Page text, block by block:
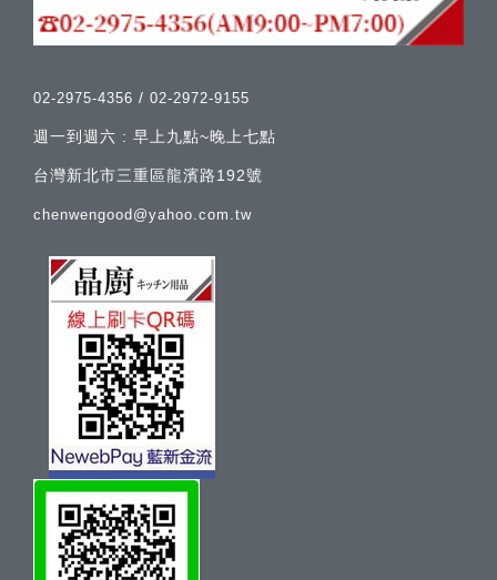
02-2975-4356 / 02-2972-9155
週一到週六 : 早上九點~晚上七點
台灣新北市三重區龍濱路192號
chenwengood@yahoo.com.tw